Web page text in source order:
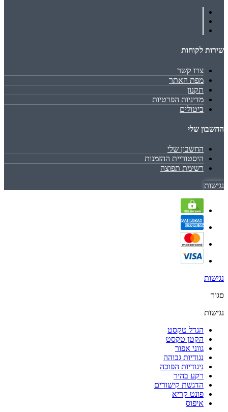
שירות לקוחות
צרו קשר
מפת האתר
תקנון
מדיניות הפרטיות
ביטולים
החשבון שלי
החשבון שלי
היסטוריית ההזמנות
רשימת תפוצה
נגישות
נגישות
סגור
נגישות
הגדל טקסט
הקטן טקסט
גווני אפור
נגודיות גבוהה
ניגודיות הפוכה
רקע בהיר
הדגשת קישורים
פונט קריא
איפוס